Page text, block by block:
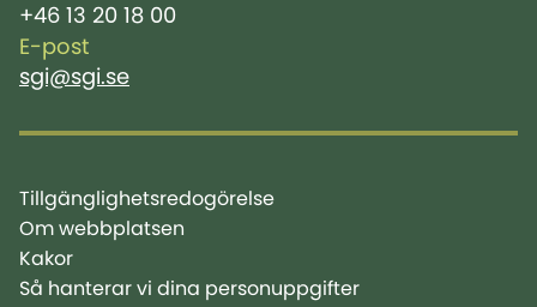
+46 13 20 18 00
E-post
sgi@sgi.se
Tillgänglighetsredogörelse
Om webbplatsen
Kakor
Så hanterar vi dina personuppgifter